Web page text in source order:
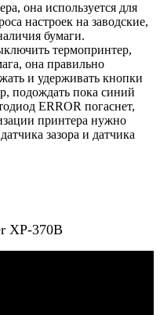
она используется для
настроек на заводские,
бумаги.
термопринтер,
она правильно
и удерживать кнопки
подождать пока синий
ERROR погаснет,
принтера нужно
зазора и датчика
XP-370B